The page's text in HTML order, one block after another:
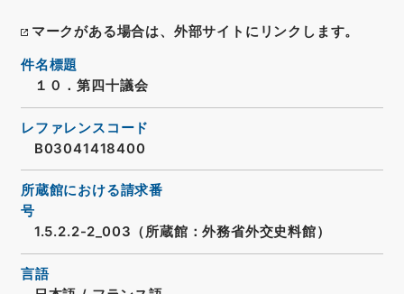
マークがある場合は、外部サイトにリンクします。
件名標題
１０．第四十議会
レファレンスコード
B03041418400
所蔵館における請求番
号
1.5.2.2-2_003（所蔵館：外務省外交史料館）
言語